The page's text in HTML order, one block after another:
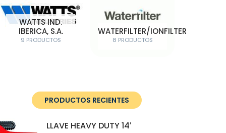
WATTS IND.
IBERICA, S.A.
9 PRODUCTOS
WATERFILTER/IONFILTER
8 PRODUCTOS
PRODUCTOS RECIENTES
LLAVE HEAVY DUTY 14′